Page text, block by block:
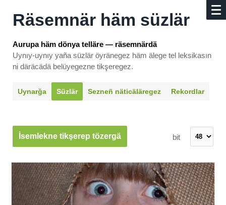
Räsemnär häm süzlär
Aurupa häm dönya telläre — räsemnärdä
Uynıy-uynıy yaña süzlär öyränegez häm älege tel leksikasın
ni däräcädä belüyegezne tikşeregez.
Uynarğa Süzlär Sezneñ näti­cäläregez Rekordlar
İsemlekne tikşerep tözergä bit